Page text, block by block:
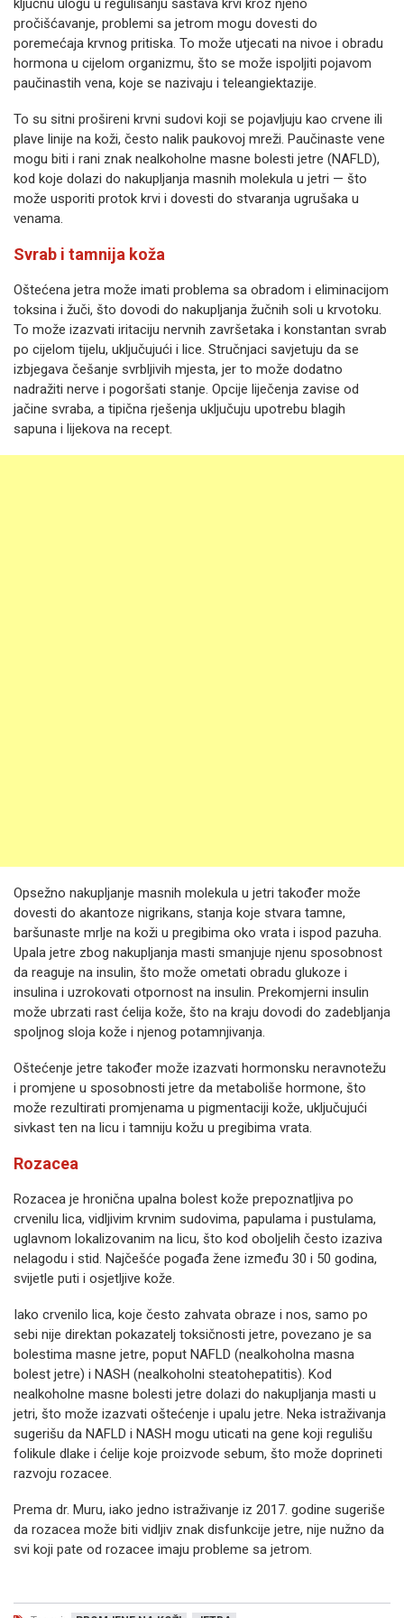
ključnu ulogu u regulisanju sastava krvi kroz njeno
pročišćavanje, problemi sa jetrom mogu dovesti do
poremećaja krvnog pritiska. To može utjecati na nivoe i obradu
hormona u cijelom organizmu, što se može ispoljiti pojavom
paučinastih vena, koje se nazivaju i teleangiektazije.
To su sitni prošireni krvni sudovi koji se pojavljuju kao crvene ili
plave linije na koži, često nalik paukovoj mreži. Paučinaste vene
mogu biti i rani znak nealkoholne masne bolesti jetre (NAFLD),
kod koje dolazi do nakupljanja masnih molekula u jetri — što
može usporiti protok krvi i dovesti do stvaranja ugrušaka u
venama.
Svrab i tamnija koža
Oštećena jetra može imati problema sa obradom i eliminacijom
toksina i žuči, što dovodi do nakupljanja žučnih soli u krvotoku.
To može izazvati iritaciju nervnih završetaka i konstantan svrab
po cijelom tijelu, uključujući i lice. Stručnjaci savjetuju da se
izbjegava češanje svrbljivih mjesta, jer to može dodatno
nadražiti nerve i pogoršati stanje. Opcije liječenja zavise od
jačine svraba, a tipična rješenja uključuju upotrebu blagih
sapuna i lijekova na recept.
Opsežno nakupljanje masnih molekula u jetri također može
dovesti do akantoze nigrikans, stanja koje stvara tamne,
baršunaste mrlje na koži u pregibima oko vrata i ispod pazuha.
Upala jetre zbog nakupljanja masti smanjuje njenu sposobnost
da reaguje na insulin, što može ometati obradu glukoze i
insulina i uzrokovati otpornost na insulin. Prekomjerni insulin
može ubrzati rast ćelija kože, što na kraju dovodi do zadebljanja
spoljnog sloja kože i njenog potamnjivanja.
Oštećenje jetre također može izazvati hormonsku neravnotežu
i promjene u sposobnosti jetre da metaboliše hormone, što
može rezultirati promjenama u pigmentaciji kože, uključujući
sivkast ten na licu i tamniju kožu u pregibima vrata.
Rozacea
Rozacea je hronična upalna bolest kože prepoznatljiva po
crvenilu lica, vidljivim krvnim sudovima, papulama i pustulama,
uglavnom lokalizovanim na licu, što kod oboljelih često izaziva
nelagodu i stid. Najčešće pogađa žene između 30 i 50 godina,
svijetle puti i osjetljive kože.
Iako crvenilo lica, koje često zahvata obraze i nos, samo po
sebi nije direktan pokazatelj toksičnosti jetre, povezano je sa
bolestima masne jetre, poput NAFLD (nealkoholna masna
bolest jetre) i NASH (nealkoholni steatohepatitis). Kod
nealkoholne masne bolesti jetre dolazi do nakupljanja masti u
jetri, što može izazvati oštećenje i upalu jetre. Neka istraživanja
sugerišu da NAFLD i NASH mogu uticati na gene koji regulišu
folikule dlake i ćelije koje proizvode sebum, što može doprineti
razvoju rozacee.
Prema dr. Muru, iako jedno istraživanje iz 2017. godine sugeriše
da rozacea može biti vidljiv znak disfunkcije jetre, nije nužno da
svi koji pate od rozacee imaju probleme sa jetrom.